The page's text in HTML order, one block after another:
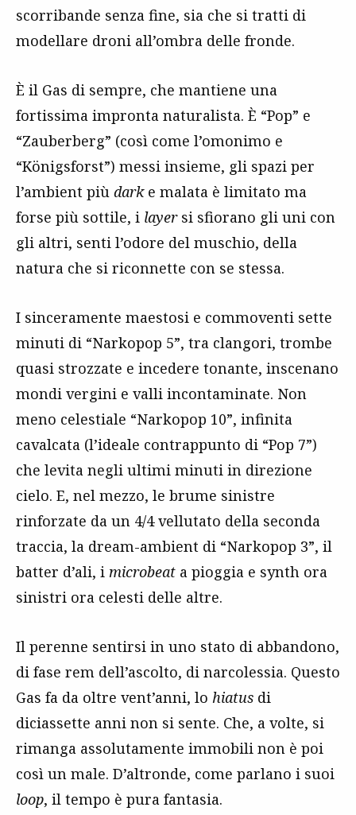
scorribande senza fine, sia che si tratti di
modellare droni all’ombra delle fronde.
È il Gas di sempre, che mantiene una
fortissima impronta naturalista. È “Pop” e
“Zauberberg” (così come l’omonimo e
“Königsforst”) messi insieme, gli spazi per
l’ambient più darke malata è limitato ma
forse più sottile, i layersi sfiorano gli uni con
gli altri, senti l’odore del muschio, della
natura che si riconnette con se stessa.
I sinceramente maestosi e commoventi sette
minuti di “Narkopop 5”, tra clangori, trombe
quasi strozzate e incedere tonante, inscenano
mondi vergini e valli incontaminate. Non
meno celestiale “Narkopop 10”, infinita
cavalcata (l’ideale contrappunto di “Pop 7”)
che levita negli ultimi minuti in direzione
cielo. E, nel mezzo, le brume sinistre
rinforzate da un 4/4 vellutato della seconda
traccia, la dream-ambient di “Narkopop 3”, il
batter d’ali, i microbeat a pioggia e synth ora
sinistri ora celesti delle altre.
Il perenne sentirsi in uno stato di abbandono,
di fase rem dell’ascolto, di narcolessia. Questo
Gas fa da oltre vent’anni, lo hiatus di
diciassette anni non si sente. Che, a volte, si
rimanga assolutamente immobili non è poi
così un male. D’altronde, come parlano i suoi
loop, il tempo è pura fantasia.